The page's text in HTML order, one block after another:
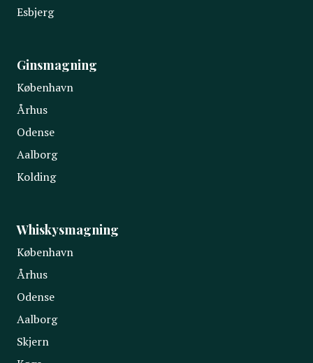
Esbjerg
Ginsmagning
København
Århus
Odense
Aalborg
Kolding
Whiskysmagning
København
Århus
Odense
Aalborg
Skjern